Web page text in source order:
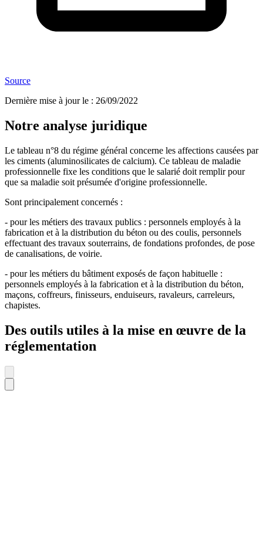
Source
Dernière mise à jour le : 26/09/2022
Notre analyse juridique
Le tableau n°8 du régime général concerne les affections causées par
les ciments (aluminosilicates de calcium). Ce tableau de maladie
professionnelle fixe les conditions que le salarié doit remplir pour
que sa maladie soit présumée d'origine professionnelle.
Sont principalement concernés :
- pour les métiers des travaux publics : personnels employés à la
fabrication et à la distribution du béton ou des coulis, personnels
effectuant des travaux souterrains, de fondations profondes, de pose
de canalisations, de voirie.
- pour les métiers du bâtiment exposés de façon habituelle :
personnels employés à la fabrication et à la distribution du béton,
maçons, coffreurs, finisseurs, enduiseurs, ravaleurs, carreleurs,
chapistes.
Des outils utiles à la mise en œuvre de la
réglementation